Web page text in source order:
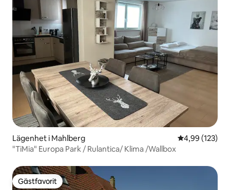
Lägenhet i Mahlberg 4,99 av 5 i
4,99 (123)
"TiMia" Europa Park / Rulantica/ Klima /Wallbox
Gästfavorit
Gästfavorit